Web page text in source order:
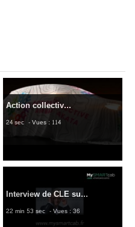
Action collectiv...
24 sec - Vues : 114
Interview de CLE su...
22 min 53 sec - Vues : 36